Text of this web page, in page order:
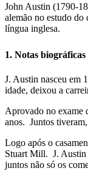
John Austin (1790-
alemão no estudo
língua inglesa.
1. Notas
J. Austin nasceu em
idade, deixou a
Aprovado no exame
anos. Juntos
Logo após o
Stuart Mill. J. Austin
juntos não só os